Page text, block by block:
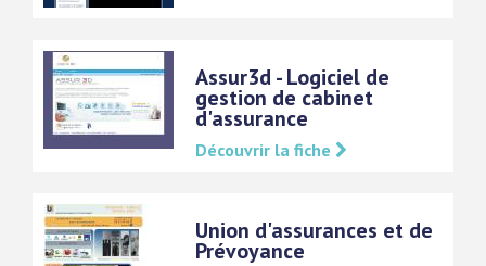
Assur3d - Logiciel de
gestion de cabinet
d'assurance
Découvrir la fiche
Union d'assurances et de
Prévoyance